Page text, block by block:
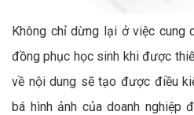
Không chỉ dừng lại ở việc cung
đồng phục học sinh khi được
về nội dung sẽ tạo được điều
bá hình ảnh của doanh nghiệp